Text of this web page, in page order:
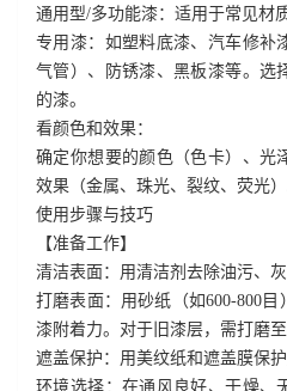
通用型/多功能漆：适用于常见材质
专用漆：如塑料底漆、汽车修补
气管）、防锈漆、黑板漆等。选
的漆。
看颜色和效果：
确定你想要的颜色（色卡）、光
效果（金属、珠光、裂纹、荧光）
使用步骤与技巧
【准备工作】
清洁表面：用清洁剂去除油污、灰
打磨表面：用砂纸（如600-800 目
漆附着力。对于旧漆层，需打磨至
遮盖保护：用美纹纸和遮盖膜保
环境选择：在通风良好、干燥、